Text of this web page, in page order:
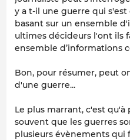
y a t-il une guerre qui
basant sur un ensemble
ultimes décideurs l'ont ils
ensemble d’informations
Bon, pour résumer, peut
d'une guerre...
Le plus marrant, c'est
souvent que les guerres
plusieurs évènements qui